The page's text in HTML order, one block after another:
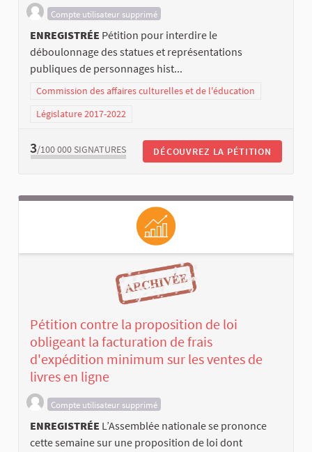
Compte utilisateur supprimé
ENREGISTRÉE Pétition pour interdire le
déboulonnage des statues et représentations
publiques de personnages hist...
Commission des affaires culturelles et de l'éducation
Législature 2017-2022
3/100 000 SIGNATURES DÉCOUVREZ LA PÉTITION
Pétition contre la proposition de loi
obligeant la facturation de frais
d'expédition minimum sur les ventes de
livres en ligne
Compte utilisateur supprimé
ENREGISTRÉE L’Assemblée nationale se prononce
cette semaine sur une proposition de loi dont